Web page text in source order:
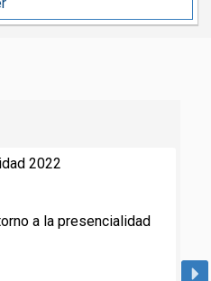
2022
a la presencialidad